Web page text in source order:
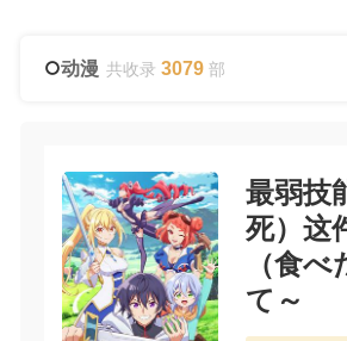
动漫 共收录3079 部
最弱技
死）这
（食
て～